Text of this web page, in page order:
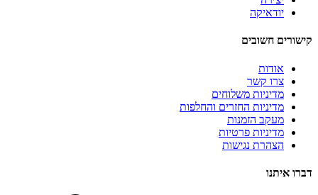
יודאיקה
קישורים חשובים
אודות
צרו קשר
מדיניות משלוחים
מדיניות החזרים והחלפות
מעקב הזמנות
מדיניות פרטיות
הצהרת נגישות
דברו איתנו